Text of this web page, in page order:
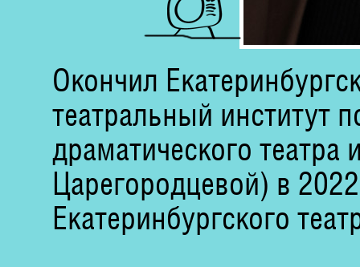
Окончил
театральный институт
драматического
Царегородцевой) в
Екатеринбургского